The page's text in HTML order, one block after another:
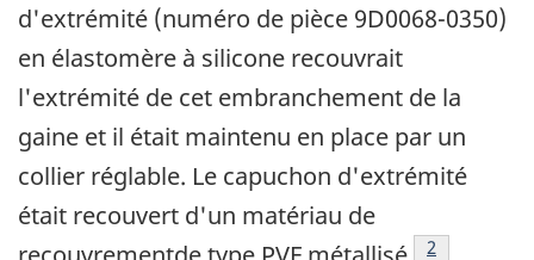
d'extrémité (numéro de pièce 9D0068-0350)
en élastomère à silicone recouvrait
l'extrémité de cet embranchement de la
gaine et il était maintenu en place par un
collier réglable. Le capuchon d'extrémité
était recouvert d'un matériau de
Note de bas
2